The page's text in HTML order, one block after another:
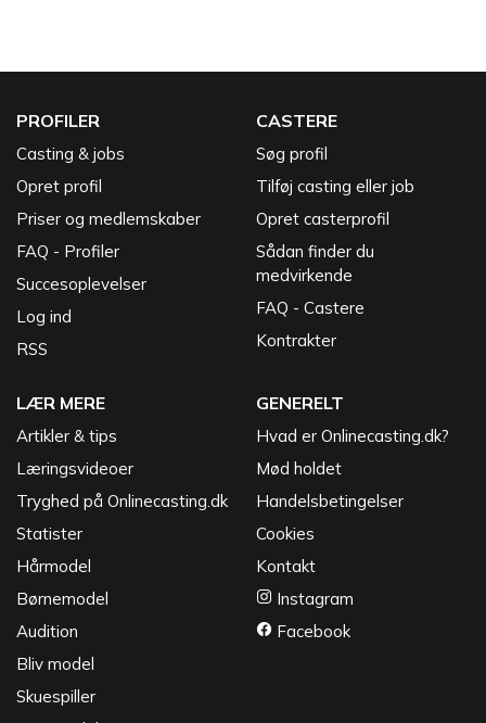
PROFILER
Casting & jobs
Opret profil
Priser og medlemskaber
FAQ - Profiler
Succesoplevelser
Log ind
RSS
CASTERE
Søg profil
Tilføj casting eller job
Opret casterprofil
Sådan finder du
medvirkende
FAQ - Castere
Kontrakter
LÆR MERE
Artikler & tips
Læringsvideoer
Tryghed på Onlinecasting.dk
Statister
Hårmodel
Børnemodel
Audition
Bliv model
Skuespiller
GENERELT
Hvad er Onlinecasting.dk?
Mød holdet
Handelsbetingelser
Cookies
Kontakt
Instagram
Facebook